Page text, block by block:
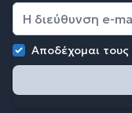
Αποδέχομαι τους